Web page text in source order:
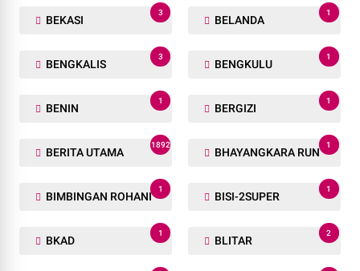
BEKASI
3
BELANDA
1
BENGKALIS
3
BENGKULU
1
BENIN
1
BERGIZI
1
BERITA UTAMA
1892
BHAYANGKARA RUN
1
BIMBINGAN ROHANI
1
BISI-2SUPER
1
BKAD
1
BLITAR
2